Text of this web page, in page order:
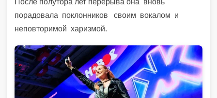
После полутора лет перерыва она вновь
порадовала поклонников своим вокалом и
неповторимой харизмой.